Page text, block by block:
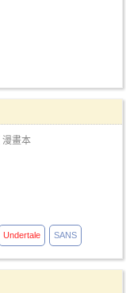
漫畫本
Undertale SANS